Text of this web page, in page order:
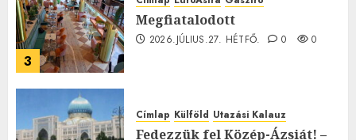
3
Megfiatalodott
2026.JÚLIUS.27. HÉTFŐ. 0 0
Címlap Külföld Utazási Kalauz
Fedezzük fel Közép-Ázsiát! –